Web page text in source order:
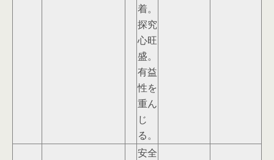
着。
探究
心旺
盛。
有益
性を
重ん
じ
る。
安全